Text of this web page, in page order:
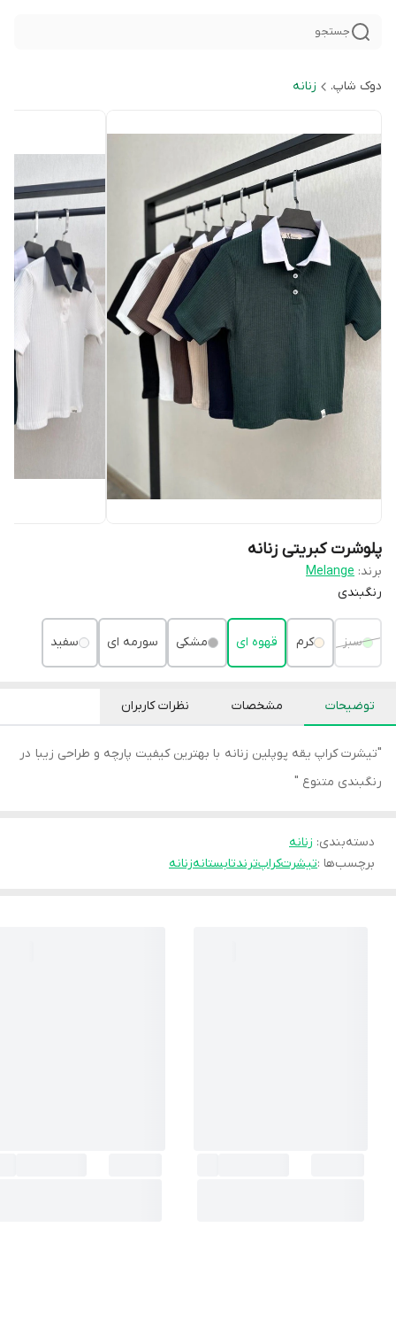
جستجو
دوک شاپ. زنانه
پلوشرت کبریتی زنانه
برند: Melange
رنگبندی
سبز کرم قهوه ای مشکی سورمه ای سفید
توضیحات مشخصات نظرات کاربران
"تیشرت کراپ یقه پوپلین زنانه با بهترین کیفیت پارچه و طراحی زیبا در
رنگبندی متنوع "
دسته‌بندی: زنانه
برچسب‌ها :تیشرتکراپترندتابستانهزنانه